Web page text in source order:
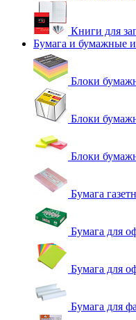
Книги для
Бумага и бумажные
Блоки
Блоки
Блоки
Бумага
Бумага для
Бумага для
Бумага для